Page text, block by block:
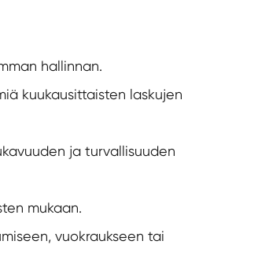
hallinnan.
kuukausittaisten laskujen
ja turvallisuuden
mukaan.
vuokraukseen tai